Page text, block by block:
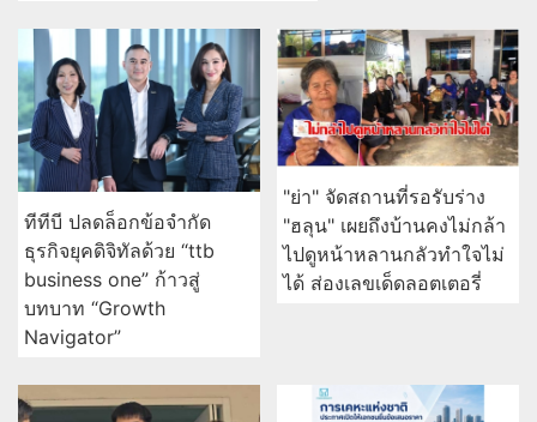
ทีทีบี ปลดล็อกข้อจำกัด
ธุรกิจยุคดิจิทัลด้วย “ttb
business one” ก้าวสู่
บทบาท “Growth
Navigator”
"ย่า" จัดสถานที่รอรับร่าง
"ฮลุน" เผยถึงบ้านคงไม่กล้า
ไปดูหน้าหลานกลัวทำใจไม่
ได้ ส่องเลขเด็ดลอตเตอรี่